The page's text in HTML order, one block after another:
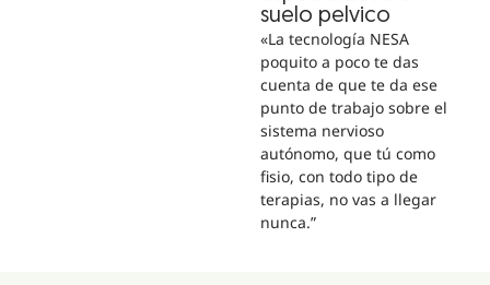
suelo pelvico
«La tecnología NESA
poquito a poco te das
cuenta de que te da ese
punto de trabajo sobre el
sistema nervioso
autónomo, que tú como
fisio, con todo tipo de
terapias, no vas a llegar
nunca.”